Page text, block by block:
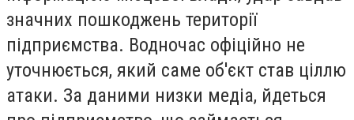
значних пошкоджень території
підприємства. Водночас офіційно не
уточнюється, який саме об'єкт став ціллю
атаки. За даними низки медіа, йдеться